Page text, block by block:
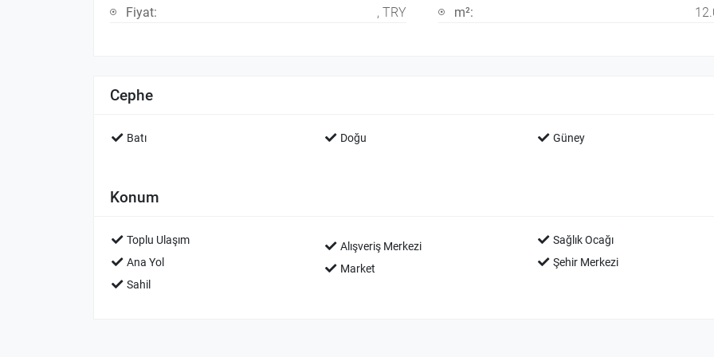
Fiyat: , TRY m²:
Cephe
Batı Doğu Güney
Konum
Toplu Ulaşım
Ana Yol
Sahil
Alışveriş Merkezi
Market
Sağlık Ocağı
Şehir Merkezi